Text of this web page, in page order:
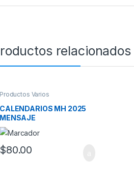
relacionados
Productos Varios
CALENDARIOS MH 2025
MENSAJE
$80.00